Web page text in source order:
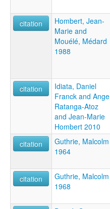
citation
Hombert, Jean-
Marie and
Mouélé, Médard
1988
citation
Idiata, Daniel
Franck and Ange
Ratanga-Atoz
and Jean-Marie
Hombert 2010
citation
Guthrie, Malcolm
1964
citation
Guthrie, Malcolm
1968